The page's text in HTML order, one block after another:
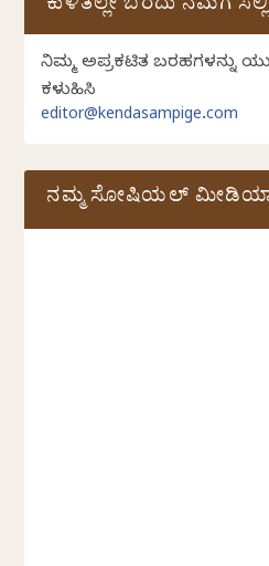
ಕುಳಿತಲ್ಲೇ ಬರೆದು ನಮಗೆ
ನಿಮ್ಮ ಅಪ್ರಕಟಿತ ಬರಹಗಳನ್ನು
ಕಳುಹಿಸಿ
editor@kendasampige.com
ನಮ್ಮ ಸೋಷಿಯಲ್‌